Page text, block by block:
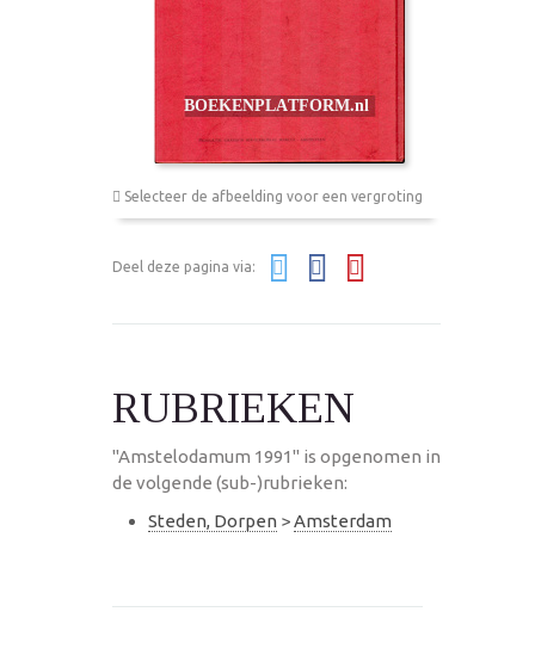
Selecteer de afbeelding voor een vergroting
Deel deze pagina via:
RUBRIEKEN
"Amstelodamum 1991" is opgenomen in
de volgende (sub-)rubrieken:
Steden, Dorpen >Amsterdam